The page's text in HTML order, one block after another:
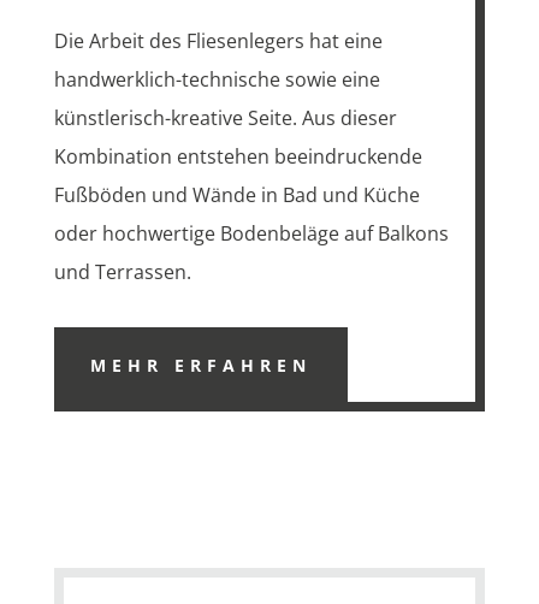
Die Arbeit des Fliesenlegers hat eine
handwerklich-technische sowie eine
künstlerisch-kreative Seite. Aus dieser
Kombination entstehen beeindruckende
Fußböden und Wände in Bad und Küche
oder hochwertige Bodenbeläge auf Balkons
und Terrassen.
MEHR ERFAHREN